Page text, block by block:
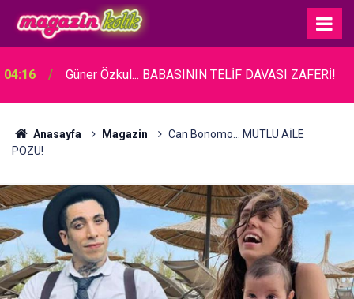
04:16 Güner Özkul... BABASININ TELİF DAVASI ZAFERİ!
Anasayfa Magazin
Can Bonomo... MUTLU AİLE
POZU!